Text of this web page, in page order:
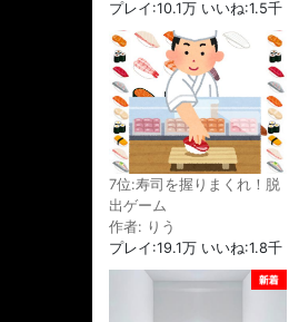
プレイ:10.1万 いいね:1.5千
7位:寿司を握りまくれ！脱
出ゲーム
作者: りう
プレイ:19.1万 いいね:1.8千